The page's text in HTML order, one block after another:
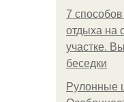
7
отдыха на
участке.
беседки
Рулонные